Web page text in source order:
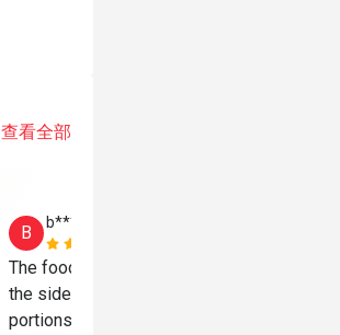
查看全部
B
b***r
The food need to be more standardise for
the side dishes. The rest is good.. food
portions reasonable and food is yummy.. will